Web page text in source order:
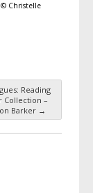
Christelle
Reading
Collection –
Barker →